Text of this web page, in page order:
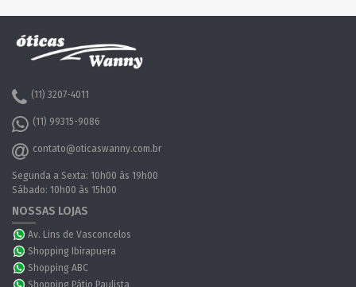
(11) 3207-4011
(11) 99315-9086
contato@oticaswanny.com.br
Segunda a Sexta: 10h00 às 19h00
Sábado: 10h00 às 15h00
NOSSAS LOJAS
Av. Lins de Vasconcelos
Shopping Ibirapuera
Shopping ABC
Shopping Pátio Paulista